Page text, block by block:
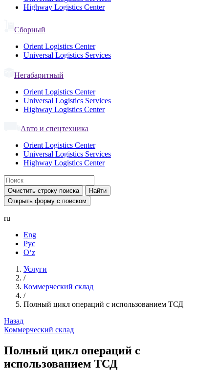
Highway Logistics Center
Сборный
Orient Logistics Center
Universal Logistics Services
Негабаритный
Orient Logistics Center
Universal Logistics Services
Highway Logistics Center
Авто и спецтехника
Orient Logistics Center
Universal Logistics Services
Highway Logistics Center
Очистить строку поиска
Найти
Открыть форму с поиском
ru
Eng
Рус
Oʻz
Услуги
/
Коммерческий склад
/
Полный цикл операций с использованием ТСД
Назад
Коммерческий склад
Полный цикл операций с
использованием ТСД